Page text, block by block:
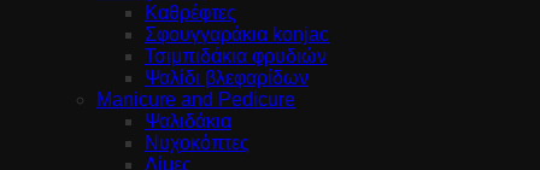
Καθρέφτες
Σφουγγαράκια konjac
Τσιμπιδάκια φρυδιών
Ψαλίδι βλεφαρίδων
Manicure and Pedicure
Ψαλιδάκια
Νυχοκόπτες
Λίμες